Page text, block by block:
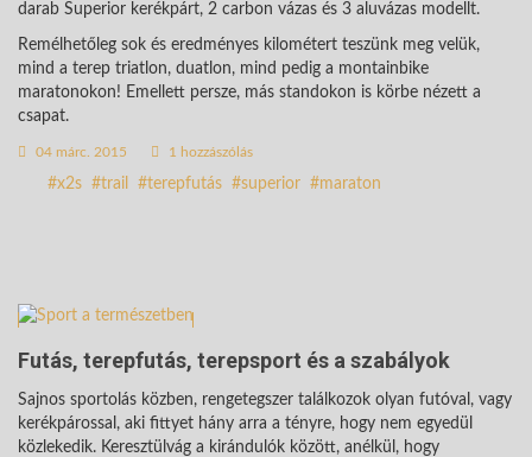
darab Superior kerékpárt, 2 carbon vázas és 3 aluvázas modellt.
Remélhetőleg sok és eredményes kilométert teszünk meg velük,
mind a terep triatlon, duatlon, mind pedig a montainbike
maratonokon! Emellett persze, más standokon is körbe nézett a
csapat.
04 márc. 2015 1 hozzászólás
x2s trail terepfutás superior maraton
Futás, terepfutás, terepsport és a szabályok
Sajnos sportolás közben, rengetegszer találkozok olyan futóval, vagy
kerékpárossal, aki fittyet hány arra a tényre, hogy nem egyedül
közlekedik. Keresztülvág a kirándulók között, anélkül, hogy